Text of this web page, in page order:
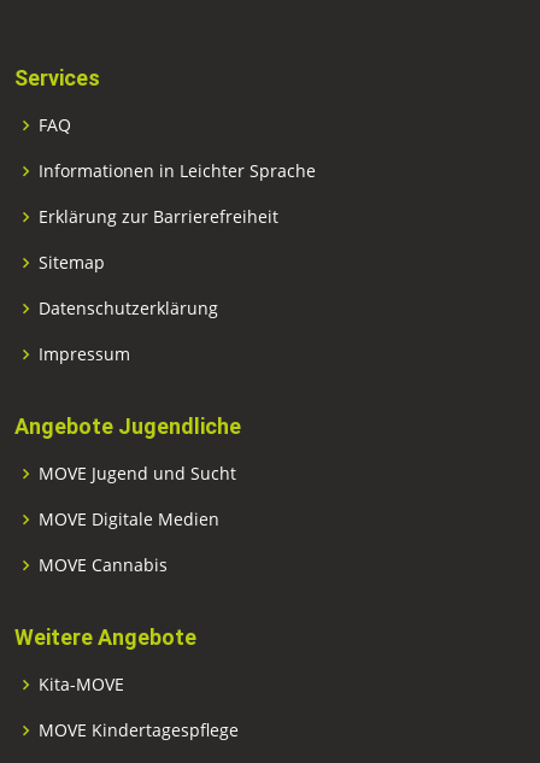
Services
FAQ
Informationen in Leichter Sprache
Erklärung zur Barrierefreiheit
Sitemap
Datenschutzerklärung
Impressum
Angebote Jugendliche
MOVE Jugend und Sucht
MOVE Digitale Medien
MOVE Cannabis
Weitere Angebote
Kita-MOVE
MOVE Kindertagespflege